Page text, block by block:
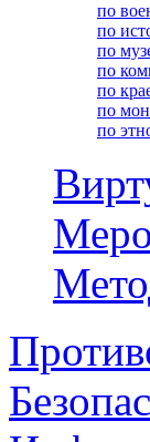
по
по
по
по
по
по
по